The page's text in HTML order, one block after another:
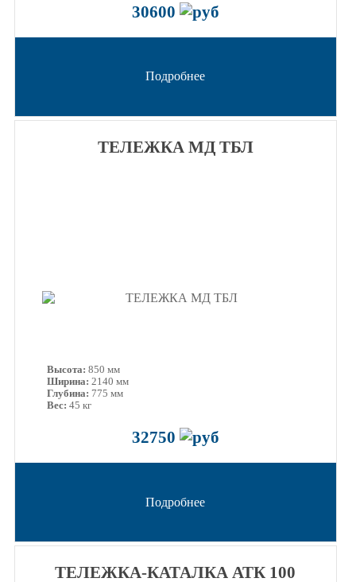
30600
Подробнее
ТЕЛЕЖКА МД ТБЛ
Высота: 850 мм
Ширина: 2140 мм
Глубина: 775 мм
Вес: 45 кг
32750
Подробнее
ТЕЛЕЖКА-КАТАЛКА АТК 100